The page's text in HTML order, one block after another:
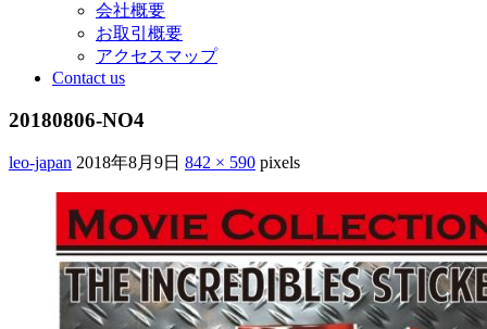
会社概要
お取引概要
アクセスマップ
Contact us
20180806-NO4
leo-japan 2018年8月9日 842 × 590 pixels